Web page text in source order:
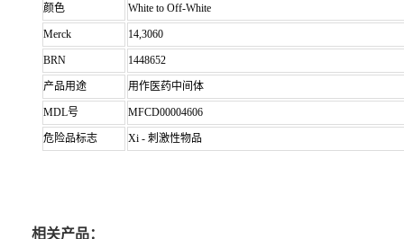
颜色 White to Off-White
Merck 14,3060
BRN 1448652
产品用途 用作医药中间体
MDL号 MFCD00004606
危险品标志 Xi - 刺激性物品
相关产品：